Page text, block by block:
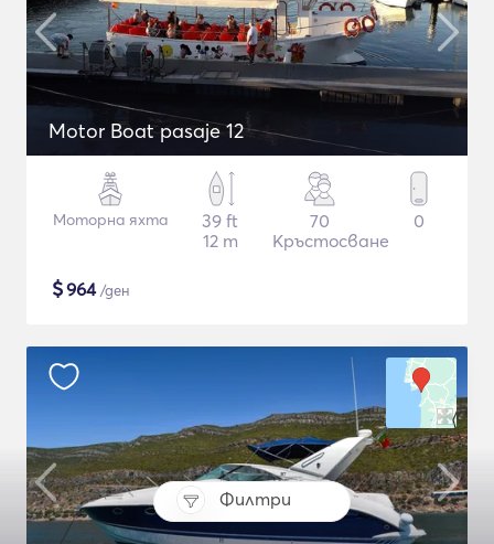
Филтри
Motor Boat pasaje 12
Моторна яхта
39 ft
12 m
70
Кръстосване
0
$964/ден